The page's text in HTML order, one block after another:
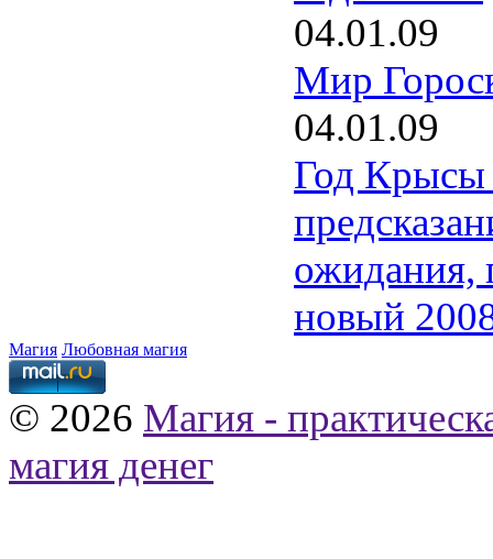
04.01.09
Мир
04.01.09
Год Крысы
ожидания,
новый
Магия Любовная магия
© 2026 Магия -
магия денег